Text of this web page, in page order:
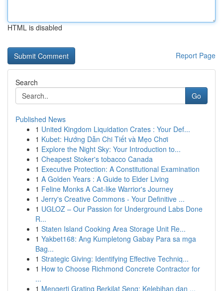
HTML is disabled
Report Page
Search
Go
Published News
1 United Kingdom Liquidation Crates : Your Def...
1 Kubet: Hướng Dẫn Chi Tiết và Mẹo Chơi
1 Explore the Night Sky: Your Introduction to...
1 Cheapest Stoker's tobacco Canada
1 Executive Protection: A Constitutional Examination
1 A Golden Years : A Guide to Elder Living
1 Feline Monks A Cat-like Warrior's Journey
1 Jerry's Creative Commons - Your Definitive ...
1 UGLOZ – Our Passion for Underground Labs Done
R...
1 Staten Island Cooking Area Storage Unit Re...
1 Yakbet168: Ang Kumpletong Gabay Para sa mga
Bag...
1 Strategic Giving: Identifying Effective Techniq...
1 How to Choose Richmond Concrete Contractor for
...
1 Mengerti Grating Berkilat Seng: Kelebihan dan ...